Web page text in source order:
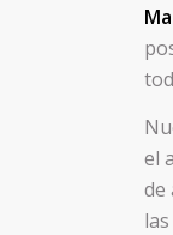
el
de